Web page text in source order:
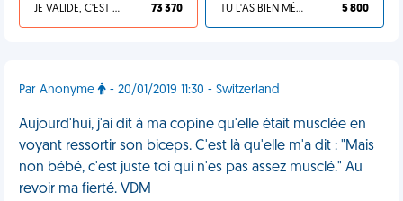
JE VALIDE, C'EST UNE VDM 73 370 TU L'AS BIEN MÉRITÉ 5 800
Par Anonyme - 20/01/2019 11:30 - Switzerland
Aujourd'hui, j'ai dit à ma copine qu'elle était musclée en
voyant ressortir son biceps. C'est là qu'elle m'a dit : "Mais
non bébé, c'est juste toi qui n'es pas assez musclé." Au
revoir ma fierté. VDM